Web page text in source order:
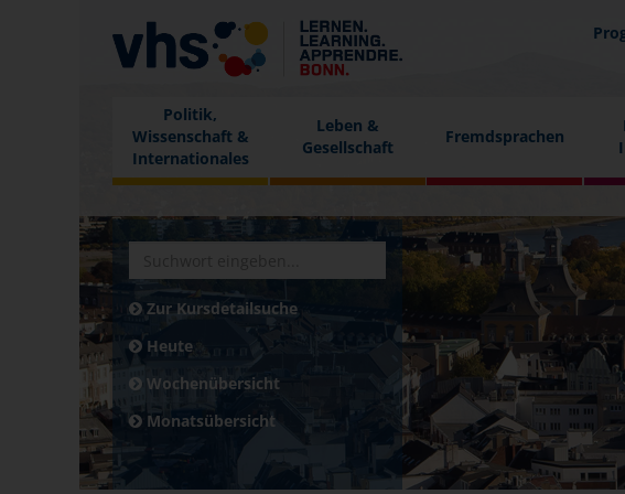
Politik,
Wissenschaft &
Internationales
Leben &
Gesellschaft
Fremdsprachen
Zur Kursdetailsuche
Heute
Wochenübersicht
Monatsübersicht